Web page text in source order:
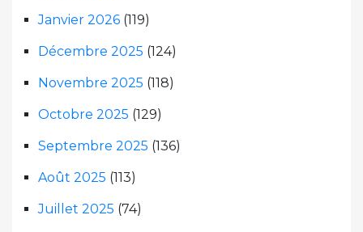
Janvier 2026 (119)
Décembre 2025 (124)
Novembre 2025 (118)
Octobre 2025 (129)
Septembre 2025 (136)
Août 2025 (113)
Juillet 2025 (74)